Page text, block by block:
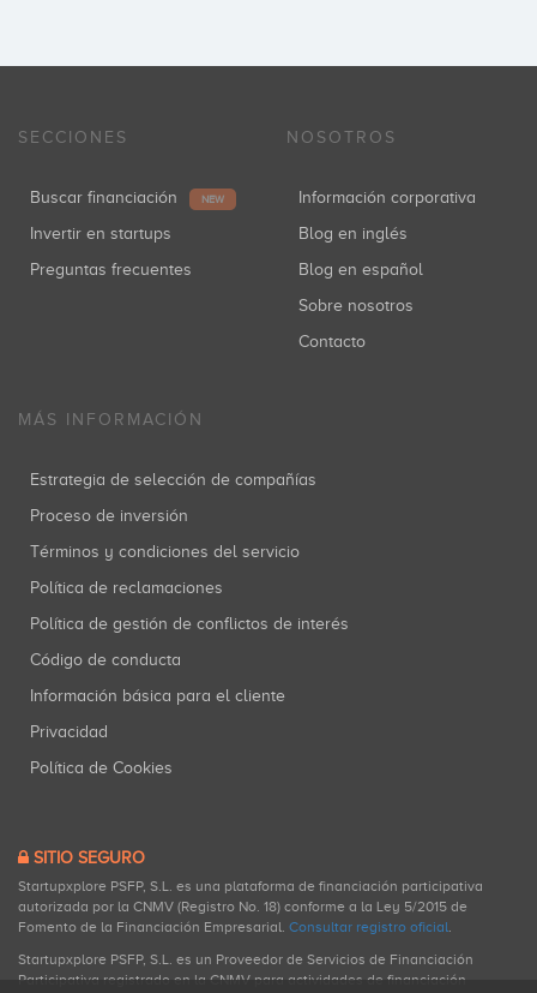
SECCIONES
Buscar financiación NEW
Invertir en startups
Preguntas frecuentes
NOSOTROS
Información corporativa
Blog en inglés
Blog en español
Sobre nosotros
Contacto
MÁS INFORMACIÓN
Estrategia de selección de compañías
Proceso de inversión
Términos y condiciones del servicio
Política de reclamaciones
Política de gestión de conflictos de interés
Código de conducta
Información básica para el cliente
Privacidad
Política de Cookies
SITIO SEGURO
Startupxplore PSFP, S.L. es una plataforma de financiación participativa
autorizada por la CNMV (Registro No. 18) conforme a la Ley 5/2015 de
Fomento de la Financiación Empresarial. Consultar registro oficial.
Startupxplore PSFP, S.L. es un Proveedor de Servicios de Financiación
Participativa registrado en la CNMV para actividades de financiación